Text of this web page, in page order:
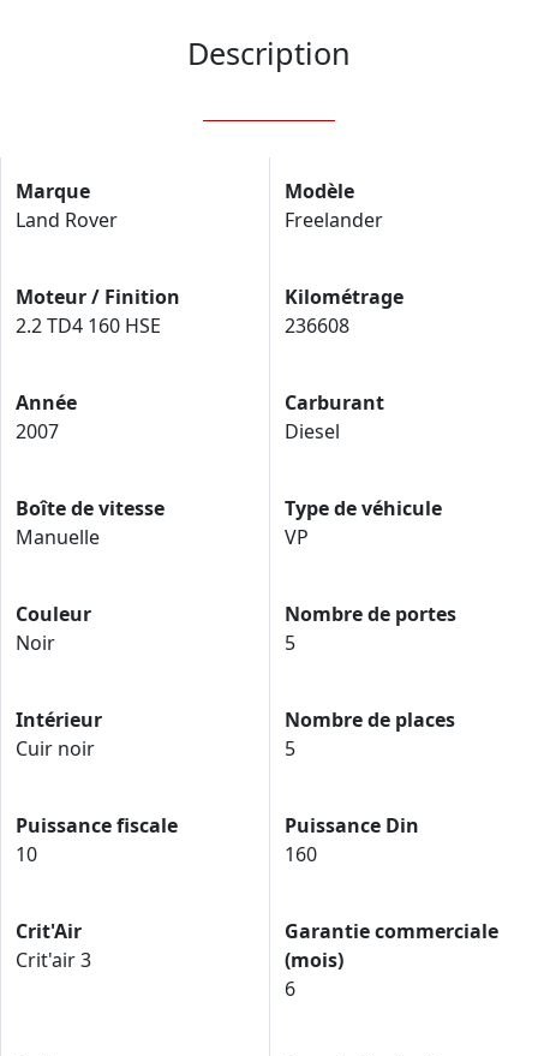
Description
Marque
Land Rover
Modèle
Freelander
Moteur / Finition
2.2 TD4 160 HSE
Kilométrage
236608
Année
2007
Carburant
Diesel
Boîte de vitesse
Manuelle
Type de véhicule
VP
Couleur
Noir
Nombre de portes
5
Intérieur
Cuir noir
Nombre de places
5
Puissance fiscale
10
Puissance Din
160
Crit'Air
Crit'air 3
Garantie commerciale
(mois)
6